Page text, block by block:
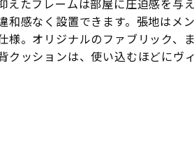
えたフレームは部屋に圧迫感を与
和感なく設置できます。張地はメ
様。オリジナルのファブリック、
クッションは、使い込むほどにヴ